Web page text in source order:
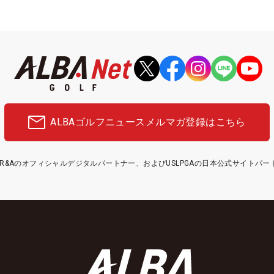
ALBAゴルフニュース メルマガ登録はこちら
のオフィシャルデジタルパートナー、およびUSLPGAの日本公式サイトパー